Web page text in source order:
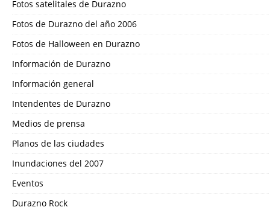
Fotos satelitales de Durazno
Fotos de Durazno del año 2006
Fotos de Halloween en Durazno
Información de Durazno
Información general
Intendentes de Durazno
Medios de prensa
Planos de las ciudades
Inundaciones del 2007
Eventos
Durazno Rock